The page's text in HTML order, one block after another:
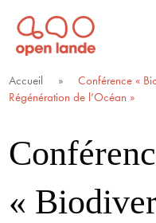
Aller
directement
au
contenu
TERRITOIRES
Open Lande
Entreprises &
Accueil »
Conférence «
Régénération de l’Océan »
«